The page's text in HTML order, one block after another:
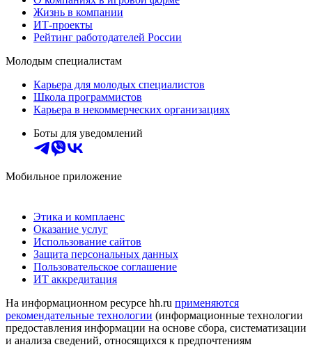
Жизнь в компании
ИТ-проекты
Рейтинг работодателей России
Молодым специалистам
Карьера для молодых специалистов
Школа программистов
Карьера в некоммерческих организациях
Боты для уведомлений
Мобильное приложение
Этика и комплаенс
Оказание услуг
Использование сайтов
Защита персональных данных
Пользовательское соглашение
ИТ аккредитация
На информационном ресурсе hh.ru применяются
рекомендательные технологии (информационные технологии
предоставления информации на основе сбора, систематизации
и анализа сведений, относящихся к предпочтениям